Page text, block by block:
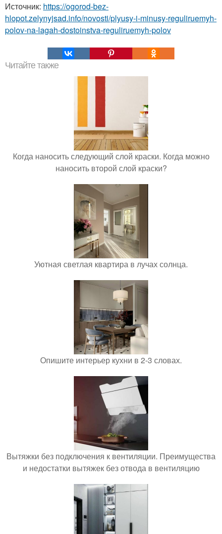
Источник: https://ogorod-bez-
hlopot.zelynyjsad.info/novosti/plyusy-i-minusy-reguliruemyh-
polov-na-lagah-dostoinstva-reguliruemyh-polov
Читайте также
Когда наносить следующий слой краски. Когда можно
наносить второй слой краски?
Уютная светлая квартира в лучах солнца.
Опишите интерьер кухни в 2-3 словах.
Вытяжки без подключения к вентиляции. Преимущества
и недостатки вытяжек без отвода в вентиляцию